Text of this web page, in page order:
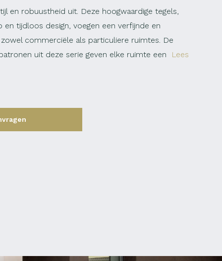
en robuustheid uit. Deze hoogwaardige tegels,
en tijdloos design, voegen een verfijnde en
commerciële als particuliere ruimtes. De
uit deze serie geven elke ruimte een
Lees